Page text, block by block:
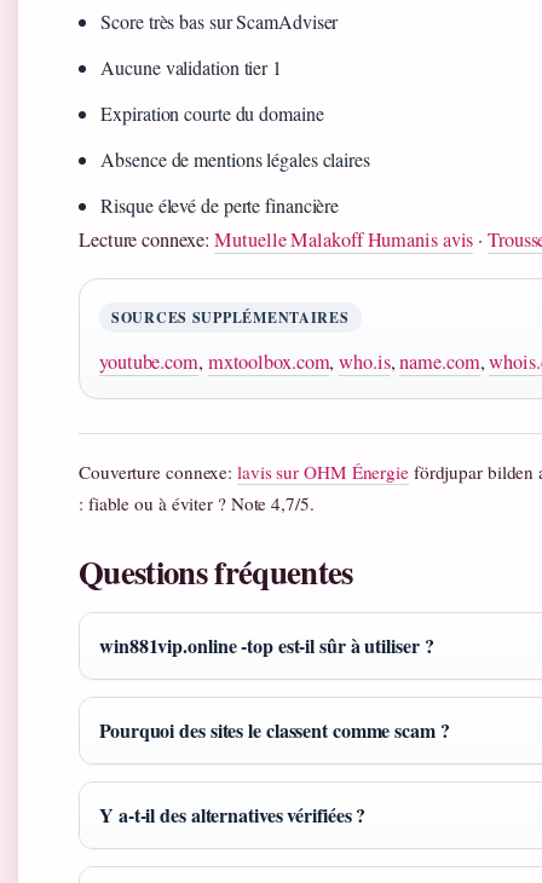
Score très bas sur ScamAdviser
Aucune validation tier 1
Expiration courte du domaine
Absence de mentions légales claires
Risque élevé de perte financière
Lecture connexe:Mutuelle Malakoff Humanis avis ·
SOURCES SUPPLÉMENTAIRES
youtube.com, mxtoolbox.com,who.is,name.com,
Couverture connexe:lavis sur OHM Énergiefördjupar bilden
: fiable ou à éviter ? Note 4,7/5.
Questions fréquentes
win881vip.online -top est-il sûr à utiliser ?
Pourquoi des sites le classent comme scam ?
Y a-t-il des alternatives vérifiées ?